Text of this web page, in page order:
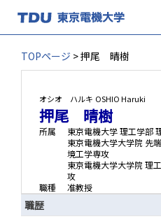
TOPページ > 押尾 晴樹
オシオ ハルキ OSHIO Haruki
押尾 晴樹
所属
東京電機大学 理工学部
東京電機大学大学院 先
境工学専攻
東京電機大学大学院 理
攻
職種
准教授
職歴